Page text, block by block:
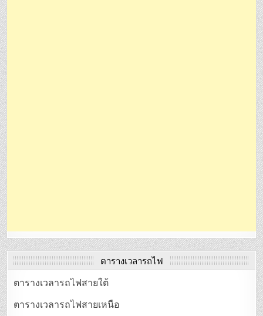
ตารางเวลารถไฟ
ตารางเวลารถไฟสายใต้
ตารางเวลารถไฟสายเหนือ